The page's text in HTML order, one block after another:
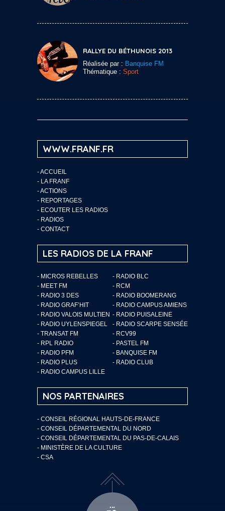
RALLYE DU BÉTHUNOIS 2013
Réalisée par : Banquise FM
Thématique : Sport
WWW.FRANF.FR
-ACCUEIL
- LA FRANF
-ACTIONS
- REPORTAGES
- ECOUTER LES RADIOS
- RADIOS
- CONTACT
LES RADIOS DE LA FRANF
- MICROS REBELLES
- RADIO BLC
- MEET FM
- RCM
- RADIO 3 DES
- RADIO BOOMERANG
- RADIO GRAF’HIT
- RADIO CAMPUS AMIENS
- RADIO VALOIS MULTIEN - RADIO PUISALEINE
- RADIO UYLENSPIEGEL
- RADIO SCARPE SENSÉE
- TRANSAT FM
- RCV99
- RPL RADIO
- PASTEL FM
- RADIO PFM
- BANQUISE FM
- RADIO PLUS
- RADIO CLUB
- RADIO CAMPUS LILLE
NOS PARTENAIRES
- CONSEIL RÉGIONAL HAUTS-DE-FRANCE
- CONSEIL DÉPARTEMENTAL DU NORD
- CONSEIL DÉPARTEMENTAL DU PAS-DE-CALAIS
- MINISTÈRE DE LA CULTURE
- CSA